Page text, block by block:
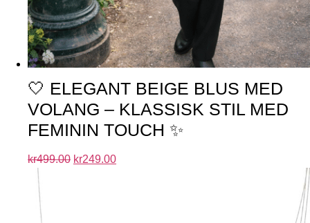
🤍 ELEGANT BEIGE BLUS MED
VOLANG – KLASSISK STIL MED
FEMININ TOUCH ✨
kr499.00 kr249.00